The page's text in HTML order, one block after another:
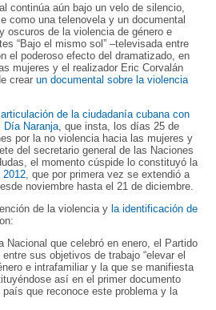
continúa aún bajo un velo de silencio,
como una telenovela y un documental
oscuros de la violencia de género e
“Bajo el mismo sol” –televisada entre
el poderoso efecto del dramatizado, en
mujeres y el realizador Eric Corvalán
crearun documental sobre la violencia
de la ciudadanía cubana con
Día Naranja , que insta, los días 25 de
por la no violencia hacia las mujeres y
del secretario general de las Naciones
el momento cúspide lo constituyó la
2012 , que por primera vez se extendió a
noviembre hasta el 21 de diciembre.
de la violencia yla identificación de
Nacional que celebró en enero, el Partido
sus objetivos de trabajo “elevar el
e intrafamiliar y la que se manifiesta
así en el primer documento
que reconoce este problema y la